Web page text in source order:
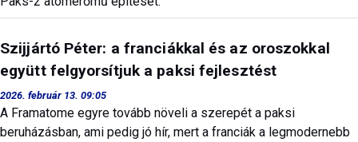
Szijjártó Péter: a franciákkal és az oroszokkal
együtt felgyorsítjuk a paksi fejlesztést
2026. február 13. 09:05
A Framatome egyre tovább növeli a szerepét a paksi
beruházásban, ami pedig jó hír, mert a franciák a legmodernebb